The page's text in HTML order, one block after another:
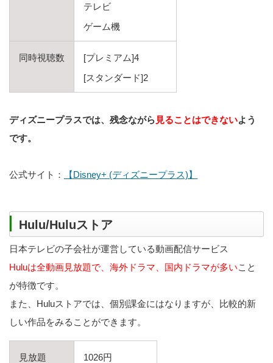
テレビ
ゲーム機
同時視聴数
[プレミアム]4
[スタンダード]2
ディズニープラスでは、残念ながら 見ることはできないよう
です。
公式サイト： 【Disney+ (ディズニープラス)】
Hulu/Huluストア
日本テレビの子会社が運営している動画配信サービス
Huluは全動画見放題で、海外ドラマ、国内ドラマが多いこと
が特徴です。
また、Huluストアでは、個別課金にはなりますが、比較的新
しい作品をみることができます。
見放題
1026円